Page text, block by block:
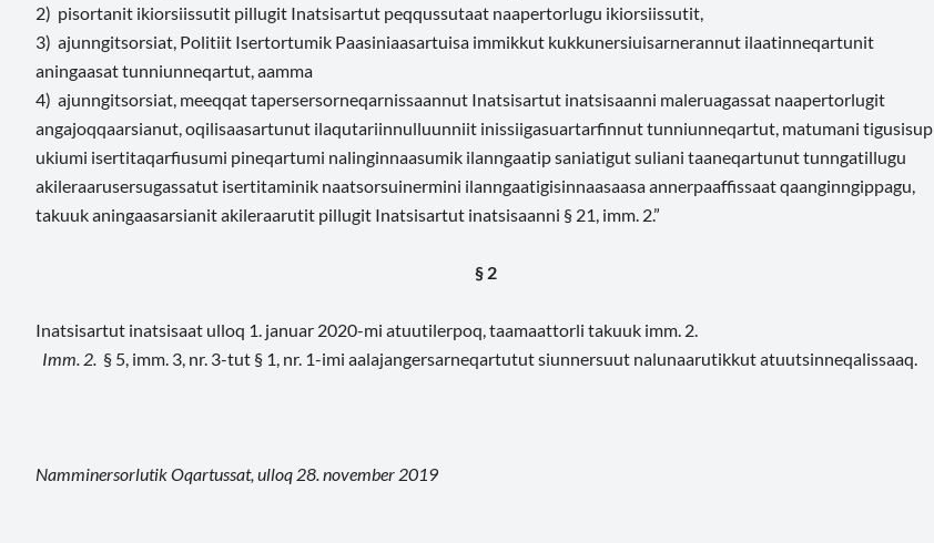
2) pisortanit ikiorsiissutit pillugit Inatsisartut peqqussutaat naapertorlugu ikiorsiissutit,
3) ajunngitsorsiat, Politiit Isertortumik Paasiniaasartuisa immikkut kukkunersiuisarnerannut ilaatinneqartunit
aningaasat tunniunneqartut, aamma
4) ajunngitsorsiat, meeqqat tapersersorneqarnissaannut Inatsisartut inatsisaanni maleruagassat naapertorlugit
angajoqqaarsianut, oqilisaasartunut ilaqutariinnulluunniit inissiigasuartarfinnut tunniunneqartut, matumani tigusisup
ukiumi isertitaqarfiusumi pineqartumi nalinginnaasumik ilanngaatip saniatigut suliani taaneqartunut tunngatillugu
akileraarusersugassatut isertitaminik naatsorsuinermini ilanngaatigisinnaasaasa annerpaaffissaat qaanginngippagu,
takuuk aningaasarsianit akileraarutit pillugit Inatsisartut inatsisaanni § 21, imm. 2.”
§ 2
Inatsisartut inatsisaat ulloq 1. januar 2020-mi atuutilerpoq, taamaattorli takuuk imm. 2.
Imm. 2. § 5, imm. 3, nr. 3-tut § 1, nr. 1-imi aalajangersarneqartutut siunnersuut nalunaarutikkut atuutsinneqalissaaq.
Namminersorlutik Oqartussat, ulloq 28. november 2019